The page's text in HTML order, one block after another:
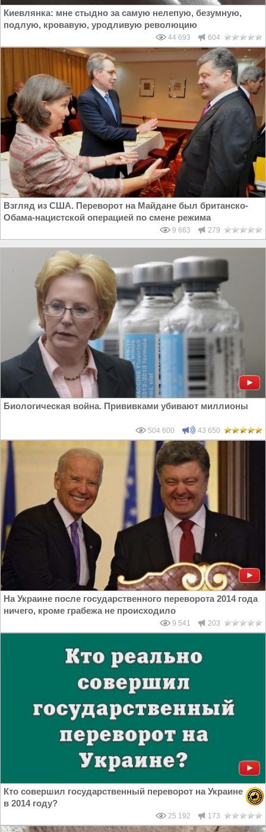
Киевлянка: мне стыдно за самую нелепую, безумную,
подлую, кровавую, уродливую революцию
44 693 604
Взгляд из США. Переворот на Майдане был британско-
Обама-нацистской операцией по смене режима
9 663 279
Биологическая война. Прививками убивают миллионы
504 600 43 650
На Украине после государственного переворота 2014 года
ничего, кроме грабежа не происходило
9 541 203
Кто совершил государственный переворот на Украине
в 2014 году?
25 192 173